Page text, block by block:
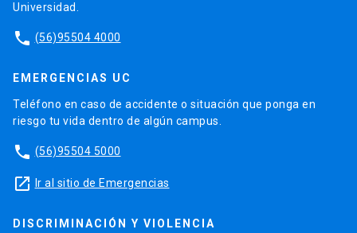
Universidad.
phone (56)95504 4000
EMERGENCIAS UC
Teléfono en caso de accidente o situación que ponga en
riesgo tu vida dentro de algún campus.
phone (56)95504 5000
launch Ir al sitio de Emergencias
DISCRIMINACIÓN Y VIOLENCIA